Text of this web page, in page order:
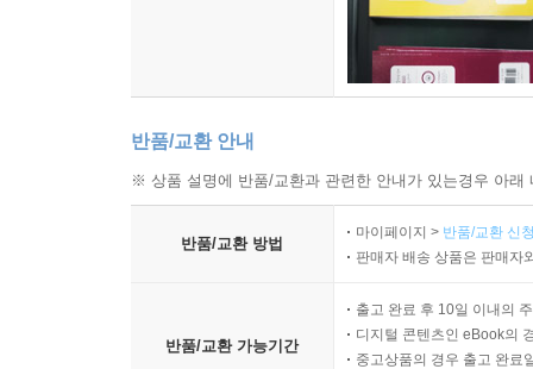
반품/교환 안내
※ 상품 설명에 반품/교환과 관련한 안내가 있는경우 아
반품/교환 방법
마이페이지 > 반품/교환 신
판매자 배송 상품은 판매자
반품/교환 가능기간
출고 완료 후 10일 이내의
디지털 콘텐츠인 eBook의
중고상품의 경우 출고 완료